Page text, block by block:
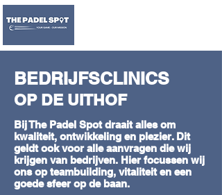
BEDRIJFSCLINICS
OP DE UITHOF
Bij The Padel Spot draait alles om
kwaliteit, ontwikkeling en plezier. Dit
geldt ook voor alle aanvragen die wij
krijgen van bedrijven. Hier focussen wij
ons op teambuilding, vitaliteit en een
goede sfeer op de baan.